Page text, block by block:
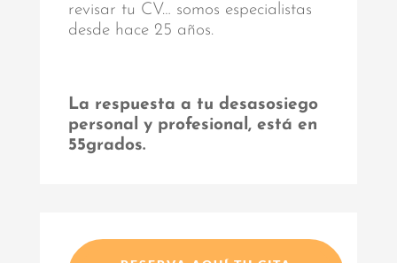
revisar tu CV… somos especialistas
desde hace 25 años.
La respuesta a tu desasosiego
personal y profesional, está en
55grados.